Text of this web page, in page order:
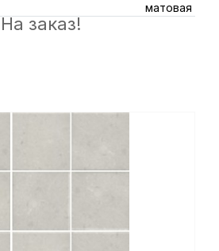
матовая
На заказ!